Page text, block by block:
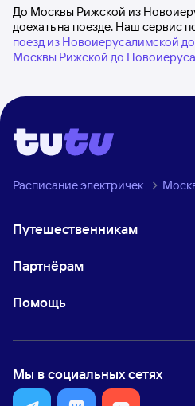
До Москвы Рижской из
доехать на поезде. Наш сервис
поезд из Новоиерусалимской
Москвы Рижской до
Расписание электричек
Путешественникам
Партнёрам
Помощь
Мы в социальных сетях